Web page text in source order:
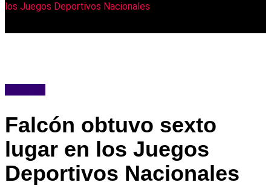
los Juegos Deportivos Nacionales
Falcón obtuvo sexto
lugar en los Juegos
Deportivos Nacionales